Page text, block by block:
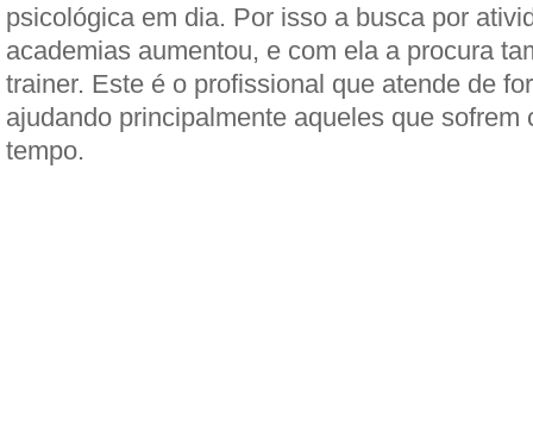
psicológica em dia. Por isso a busca por
academias aumentou, e com ela a procura
trainer. Este é o profissional que atende de
ajudando principalmente aqueles que sofrem
tempo.